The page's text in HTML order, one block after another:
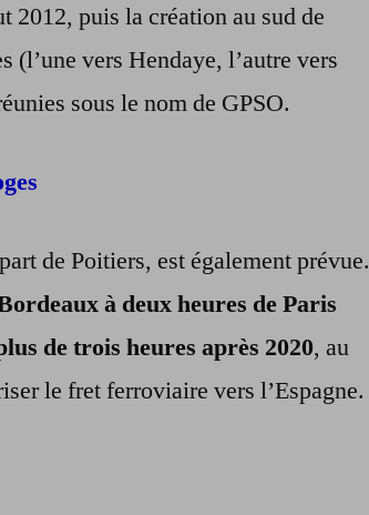
2012, puis la création au sud de
vers Hendaye, l’autre vers
sous le nom de GPSO.
de Poitiers, est également prévue.
à deux heures de Paris
de trois heures après 2020, au
le fret ferroviaire vers l’Espagne.